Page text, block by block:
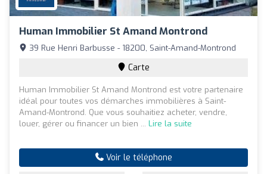
Human Immobilier St Amand Montrond
39 Rue Henri Barbusse - 18200, Saint-Amand-Montrond
Carte
Human Immobilier St Amand Montrond est votre partenaire
idéal pour toutes vos démarches immobilières à Saint-
Amand-Montrond. Que vous souhaitiez acheter, vendre,
louer, gérer ou financer un bien ... Lire la suite
Voir le téléphone